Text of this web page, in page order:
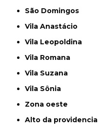
São Domingos
Vila Anastácio
Vila Leopoldina
Vila Romana
Vila Suzana
Vila Sônia
Zona oeste
alto da providencia